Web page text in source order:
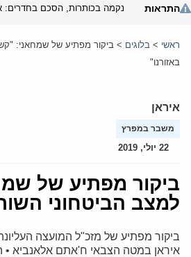
התראות
ראשי > בלוגים > ביקור מפתיע של שמחאני:
באזורנו"
איראן
משבר במפרץ
22 יולי, 2019
ביקור מפתיע של
למצב הביטחוני
ביקור מפתיע של מזכ"ל המועצה
איראן במטה הצבאי ח'אתם אלאנביא •